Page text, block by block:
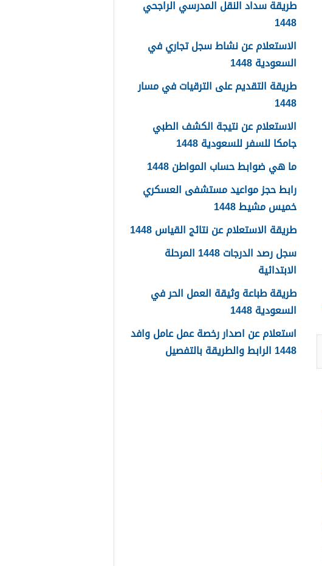
طريقة سداد النقل المدرسي الراجحي
1448
الاستعلام عن نشاط سجل تجاري في
السعودية 1448
طريقة التقديم على الترقيات في مسار
1448
الاستعلام عن نتيجة الكشف الطبي
جامكا للسفر للسعودية 1448
ما هي ضوابط حساب المواطن 1448
رابط حجز مواعيد مستشفى العسكري
خميس مشيط 1448
طريقة الاستعلام عن نتائج القياس 1448
سجل رصد الدرجات 1448 المرحلة
الابتدائية
طريقة طباعة وثيقة العمل الحر في
السعودية 1448
استعلام عن اصدار رخصة عمل عامل وافد
1448 الرابط والطريقة بالتفصيل